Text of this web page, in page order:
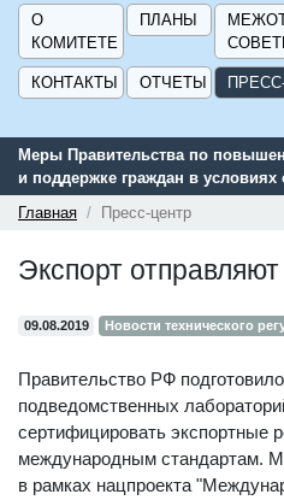
О
КОМИТЕТЕ
ПЛАНЫ
КОНТАКТЫ ОТЧЕТЫ
экономики Сервис поиска и
поддержки для
ГИСП».
Главная Пресс-центр
Экспорт
09.08.2019 Новости технического
Правительство РФ
подведомственных
сертифицировать экспортные
международным стандартам.
в рамках нацпроекта